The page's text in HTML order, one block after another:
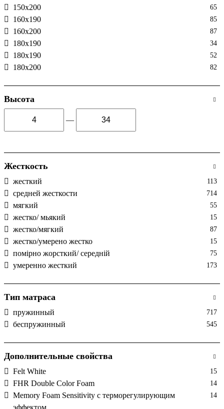
150x200 65
160х190 85
160х200 87
180x190 34
180х190 52
180х200 82
Высота
—
Жесткость
жесткий 113
средней жесткости 714
мягкий 55
жестко/ мьякий 15
жестко/мягкий 87
жестко/умерено жестко 15
помірно жорсткий/ середній 75
умеренно жесткий 173
Тип матраса
пружинный 717
беспружинный 545
Дополнительные свойства
Felt White 15
FHR Double Color Foam 14
Memory Foam Sensitivity с терморегулирующим
эффектом
14